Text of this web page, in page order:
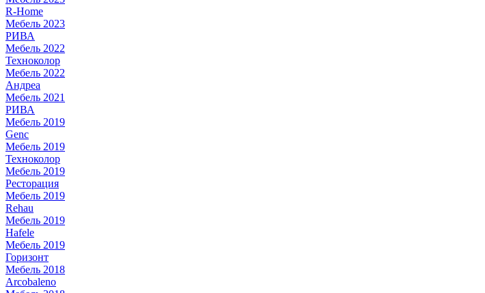
R-Home
Мебель 2023
РИВА
Мебель 2022
Техноколор
Мебель 2022
Андреа
Мебель 2021
РИВА
Мебель 2019
Genc
Мебель 2019
Техноколор
Мебель 2019
Ресторация
Мебель 2019
Rehau
Мебель 2019
Hafele
Мебель 2019
Горизонт
Мебель 2018
Arcobaleno